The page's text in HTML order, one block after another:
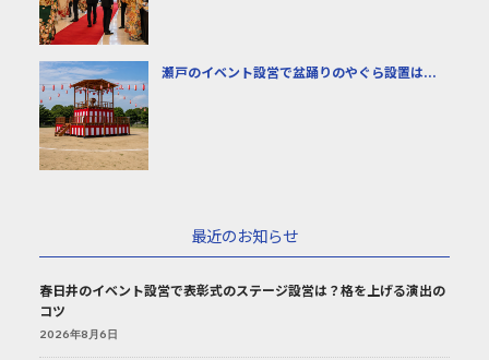
瀬戸のイベント設営で盆踊りのやぐら設置は...
最近のお知らせ
春日井のイベント設営で表彰式のステージ設営は？格を上げる演出の
コツ
2026年8月6日